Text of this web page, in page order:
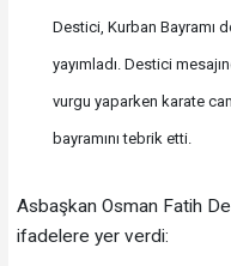
Destici, Kurban Bayramı
yayımladı. Destici
vurgu yaparken karate
bayramını tebrik etti.
Asbaşkan Osman Fatih
ifadelere yer verdi: